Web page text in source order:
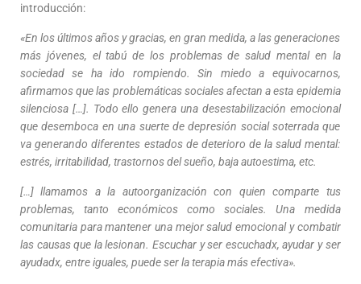
introducción:
«En los últimos años y gracias, en gran medida, a las generaciones
más jóvenes, el tabú de los problemas de salud mental en la
sociedad se ha ido rompiendo. Sin miedo a equivocarnos,
afirmamos que las problemáticas sociales afectan a esta epidemia
silenciosa […]. Todo ello genera una desestabilización emocional
que desemboca en una suerte de depresión social soterrada que
va generando diferentes estados de deterioro de la salud mental:
estrés, irritabilidad, trastornos del sueño, baja autoestima, etc.
[…] llamamos a la autoorganización con quien comparte tus
problemas, tanto económicos como sociales. Una medida
comunitaria para mantener una mejor salud emocional y combatir
las causas que la lesionan. Escuchar y ser escuchadx, ayudar y ser
ayudadx, entre iguales, puede ser la terapia más efectiva».